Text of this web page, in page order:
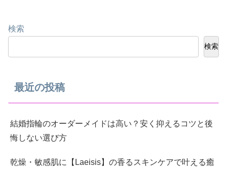
検索
検索
最近の投稿
結婚指輪のオーダーメイドは高い？安く抑えるコツと後
悔しない選び方
乾燥・敏感肌に【Laeisis】の香るスキンケアで叶える癒